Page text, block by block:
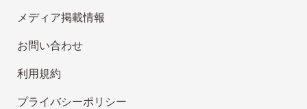
メディア掲載情報
お問い合わせ
利用規約
プライバシーポリシー